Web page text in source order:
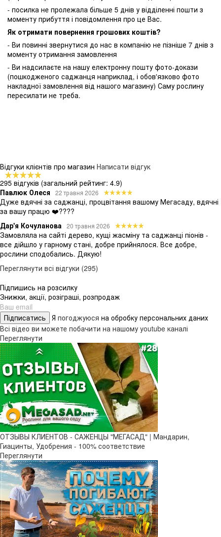
- посилка не пролежала більше 5 днів у відділенні пошти з
моменту прибуття і повідомлення про це Вас.
Як отримати повернення грошових коштів?
- Ви повинні звернутися до нас в компанію не пізніше 7 днів з
моменту отримання замовлення
- Ви надсилаєте на нашу електронну пошту фото-докази
(пошкодженого саджанця наприклад, і обов'язково фото
накладної замовлення від нашого магазину) Саму рослину
пересилати не треба.
Відгуки клієнтів про магазин Написати відгук
295 відгуків (загальний рейтинг: 4.9)
Павлюк Олеся
22 травня 2026
Дуже вдячні за саджанці, процвітання вашому Мегасаду, вдячні
за вашу працю ❤️????
Дар'я Кочуланова 20 травня 2026
Замовляла на сайті дерево, кущі жасміну та саджанці піонів -
все дійшло у гарному стані, добре прийнялося. Все добре,
рослини сподобались. Дякую!
Переглянути всі відгуки (295)
Підпишись на розсилку
Знижки, акції, розіграші, розпродаж
Підписатись Я погоджуюся на обробку персональних даних
Всі відео ви можете побачити на нашому youtube каналі
Переглянути
ОТЗЫВЫ КЛИЕНТОВ - САЖЕНЦЫ "МЕГАСАД" | Мандарин,
Гиацинты, Удобрения - 100% соответствие
Переглянути